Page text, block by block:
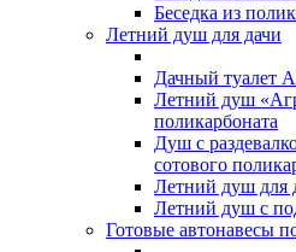
Беседка из
Летний душ для дачи
Дачный туалет
Летний душ
поликарбоната
Душ с
сотового
Летний душ для
Летний душ с
Готовые автонавесы